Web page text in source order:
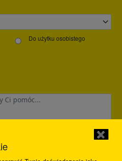
Do użytku osobistego
✖